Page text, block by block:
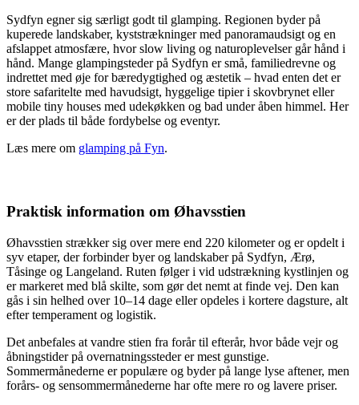
Sydfyn egner sig særligt godt til glamping. Regionen byder på
kuperede landskaber, kyststrækninger med panoramaudsigt og en
afslappet atmosfære, hvor slow living og naturoplevelser går hånd i
hånd. Mange glampingsteder på Sydfyn er små, familiedrevne og
indrettet med øje for bæredygtighed og æstetik – hvad enten det er
store safaritelte med havudsigt, hyggelige tipier i skovbrynet eller
mobile tiny houses med udekøkken og bad under åben himmel. Her
er der plads til både fordybelse og eventyr.
Læs mere om glamping på Fyn.
Praktisk information om Øhavsstien
Øhavsstien strækker sig over mere end 220 kilometer og er opdelt i
syv etaper, der forbinder byer og landskaber på Sydfyn, Ærø,
Tåsinge og Langeland. Ruten følger i vid udstrækning kystlinjen og
er markeret med blå skilte, som gør det nemt at finde vej. Den kan
gås i sin helhed over 10–14 dage eller opdeles i kortere dagsture, alt
efter temperament og logistik.
Det anbefales at vandre stien fra forår til efterår, hvor både vejr og
åbningstider på overnatningssteder er mest gunstige.
Sommermånederne er populære og byder på lange lyse aftener, men
forårs- og sensommermånederne har ofte mere ro og lavere priser.